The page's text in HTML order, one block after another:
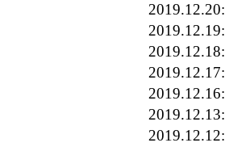
2019.12.20:
2019.12.19:
2019.12.18:
2019.12.17:
2019.12.16:
2019.12.13:
2019.12.12: